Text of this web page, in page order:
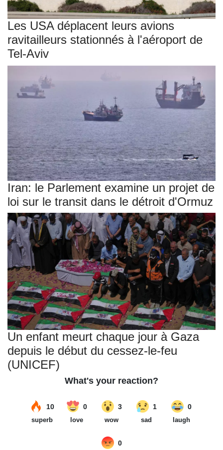
Les USA déplacent leurs avions
ravitailleurs stationnés à l'aéroport de
Tel-Aviv
Iran: le Parlement examine un projet de
loi sur le transit dans le détroit d'Ormuz
Un enfant meurt chaque jour à Gaza
depuis le début du cessez-le-feu
(UNICEF)